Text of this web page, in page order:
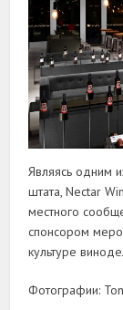
Являясь одним
штата, Nectar
местного
спонсором
культуре
Фотографии: